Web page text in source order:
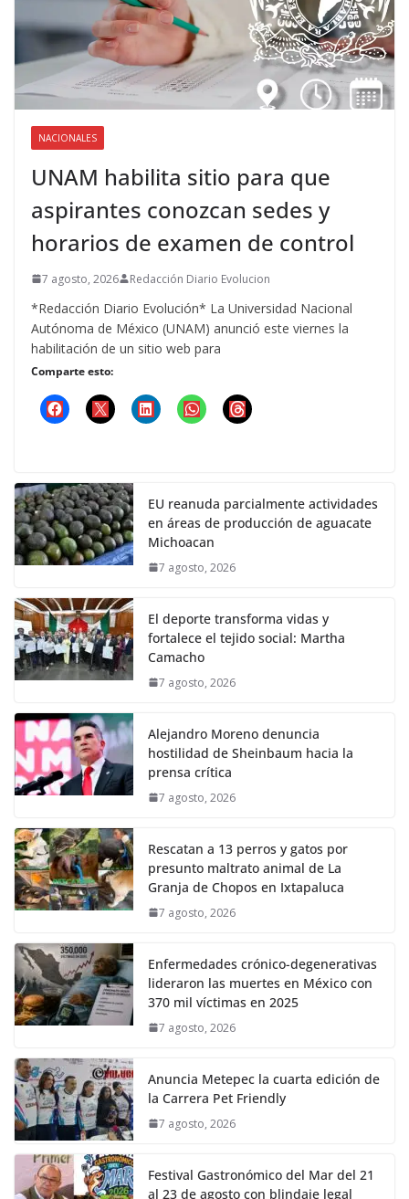
NACIONALES
UNAM habilita sitio para que
aspirantes conozcan sedes y
horarios de examen de control
7 agosto, 2026 Redacción Diario Evolucion
*Redacción Diario Evolución* La Universidad Nacional
Autónoma de México (UNAM) anunció este viernes la
habilitación de un sitio web para
Comparte esto:
EU reanuda parcialmente actividades
en áreas de producción de aguacate
Michoacan
7 agosto, 2026
El deporte transforma vidas y
fortalece el tejido social: Martha
Camacho
7 agosto, 2026
Alejandro Moreno denuncia
hostilidad de Sheinbaum hacia la
prensa crítica
7 agosto, 2026
Rescatan a 13 perros y gatos por
presunto maltrato animal de La
Granja de Chopos en Ixtapaluca
7 agosto, 2026
Enfermedades crónico-degenerativas
lideraron las muertes en México con
370 mil víctimas en 2025
7 agosto, 2026
Anuncia Metepec la cuarta edición de
la Carrera Pet Friendly
7 agosto, 2026
Festival Gastronómico del Mar del 21
al 23 de agosto con blindaje legal